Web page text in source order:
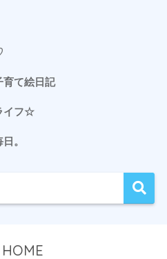
育て絵日記
イフ☆
。